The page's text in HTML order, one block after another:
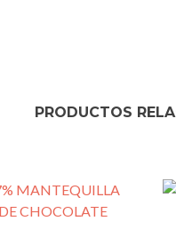
PRODUCTOS